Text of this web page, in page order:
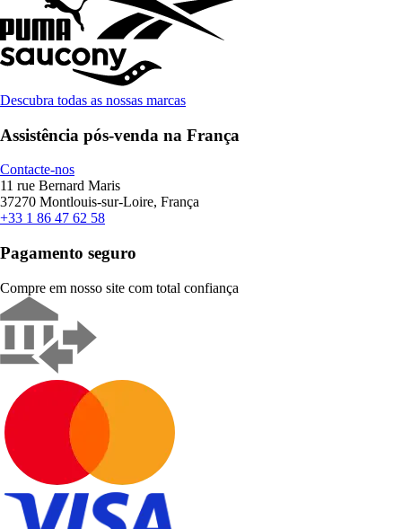
Descubra todas as nossas marcas
Assistência pós-venda na França
Contacte-nos
11 rue Bernard Maris
37270 Montlouis-sur-Loire, França
+33 1 86 47 62 58
Pagamento seguro
Compre em nosso site com total confiança